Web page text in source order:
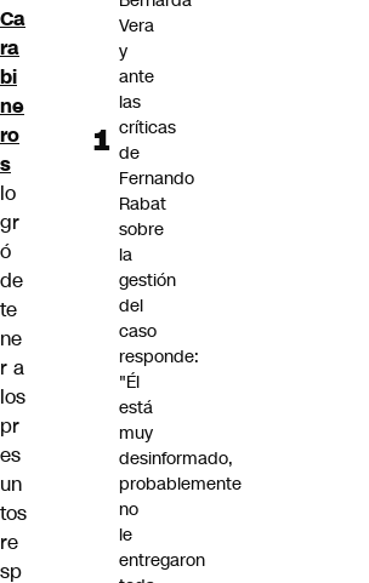
Ca
ra
bi
ne
ro
s
lo
gr
ó
de
te
ne
r a
los
pr
es
un
tos
re
sp
Vera
y
ante
las
críticas
de
Fernando
Rabat
sobre
la
gestión
del
caso
responde:
"Él
está
muy
desinformado,
probablemente
no
le
entregaron